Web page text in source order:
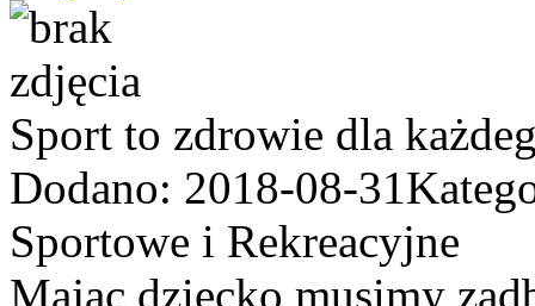
Sport to zdrowie dla
Dodano: 2018-08-31
Sportowe i Rekreacyjne
Mając dziecko musimy